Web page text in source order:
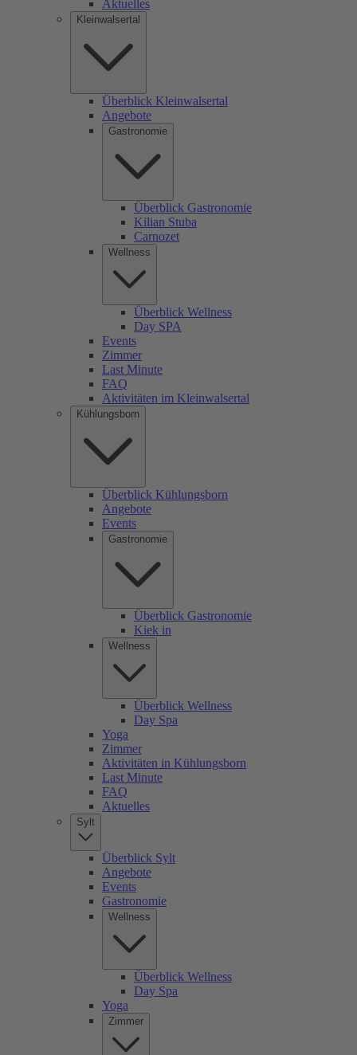
Aktuelles
Kleinwalsertal
Überblick Kleinwalsertal
Angebote
Gastronomie
Überblick Gastronomie
Kilian Stuba
Carnozet
Wellness
Überblick Wellness
Day SPA
Events
Zimmer
Last Minute
FAQ
Aktivitäten im Kleinwalsertal
Kühlungsborn
Überblick Kühlungsborn
Angebote
Events
Gastronomie
Überblick Gastronomie
Kiek in
Wellness
Überblick Wellness
Day Spa
Yoga
Zimmer
Aktivitäten in Kühlungsborn
Last Minute
FAQ
Aktuelles
Sylt
Überblick Sylt
Angebote
Events
Gastronomie
Wellness
Überblick Wellness
Day Spa
Yoga
Zimmer